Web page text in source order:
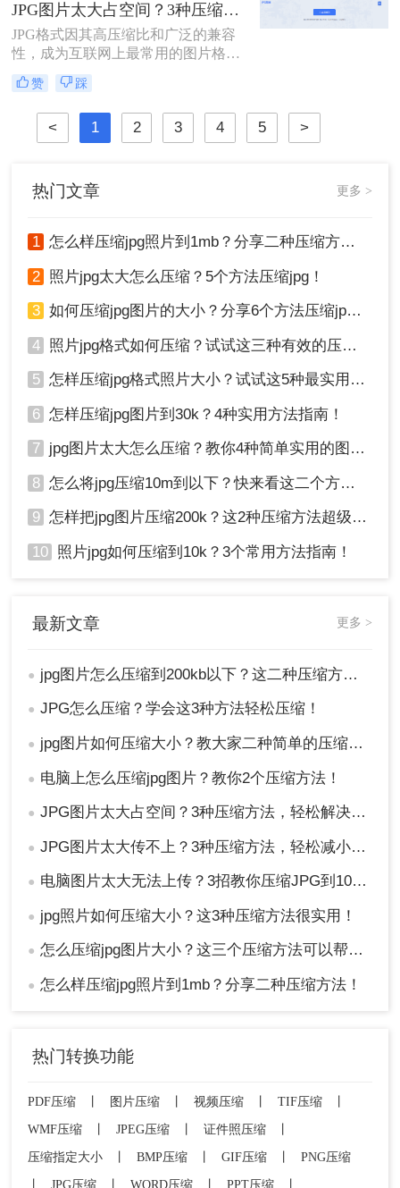
些痛点无一不在提醒我们：学会怎样
压缩jpg图片的大小，不是可选项，而
是必选项。
JPG图片太大占空间？3种压缩方法，轻松解决！！
JPG格式因其高压缩比和广泛的兼容
性，成为互联网上最常用的图片格式
之一。然而，有时为了节省存储空间
或加快网页加载速度，我们需要对
JPG图片进行进一步的压缩。那么jpg
格式如何压缩呢？本文将介绍三种
JPG格式图片压缩方法。
赞 踩
< 1 2 3 4 5 >
热门文章 更多 >
1 怎么样压缩jpg照片到1mb？分享二种压缩方法！
2 照片jpg太大怎么压缩？5个方法压缩jpg！
3 如何压缩jpg图片的大小？分享6个方法压缩jpg！
4 照片jpg格式如何压缩？试试这三种有效的压缩方法！
5 怎样压缩jpg格式照片大小？试试这5种最实用的JPG压缩方法！
6 怎样压缩jpg图片到30k？4种实用方法指南！
7 jpg图片太大怎么压缩？教你4种简单实用的图片压缩方法
8 怎么将jpg压缩10m到以下？快来看这二个方法 ！
9 怎样把jpg图片压缩200k？这2种压缩方法超级好用！
10 照片jpg如何压缩到10k？3个常用方法指南！
最新文章 更多 >
● jpg图片怎么压缩到200kb以下？这二种压缩方法你肯定能学会!！
● JPG怎么压缩？学会这3种方法轻松压缩！
● jpg图片如何压缩大小？教大家二种简单的压缩方法！
● 电脑上怎么压缩jpg图片？教你2个压缩方法！
● JPG图片太大占空间？3种压缩方法，轻松解决！！
● JPG图片太大传不上？3种压缩方法，轻松减小文件大小！！
● 电脑图片太大无法上传？3招教你压缩JPG到100K以下！
● jpg照片如何压缩大小？这3种压缩方法很实用！
● 怎么压缩jpg图片大小？这三个压缩方法可以帮助你！
● 怎么样压缩jpg照片到1mb？分享二种压缩方法！
热门转换功能
PDF压缩 图片压缩 视频压缩 TIF压缩
WMF压缩
JPEG压缩 证件照压缩
压缩指定大小
BMP压缩 GIF压缩
PNG压缩
JPG压缩 WORD压缩 PPT压缩